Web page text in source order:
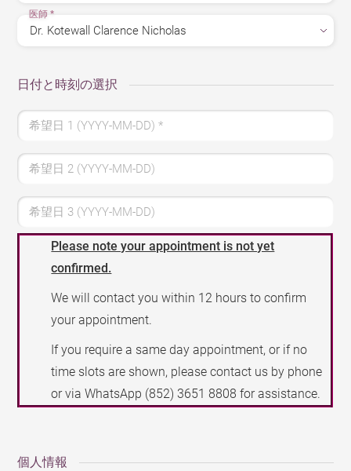
医師*
日付と時刻の選択
希望日 1 (YYYY-MM-DD)*
希望日 2 (YYYY-MM-DD)
希望日 3 (YYYY-MM-DD)
Please note your appointment is not yet
confirmed.
We will contact you within 12 hours to confirm
your appointment.
If you require a same day appointment, or if no
time slots are shown, please contact us by phone
or via WhatsApp (852) 3651 8808 for assistance.
個人情報